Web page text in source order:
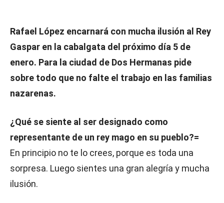
Rafael López encarnará con mucha ilusión al Rey
Gaspar en la cabalgata del próximo día 5 de
enero. Para la ciudad de Dos Hermanas pide
sobre todo que no falte el trabajo en las familias
nazarenas.
¿Qué se siente al ser designado como
representante de un rey mago en su pueblo?=
En principio no te lo crees, porque es toda una
sorpresa. Luego sientes una gran alegría y mucha
ilusión.